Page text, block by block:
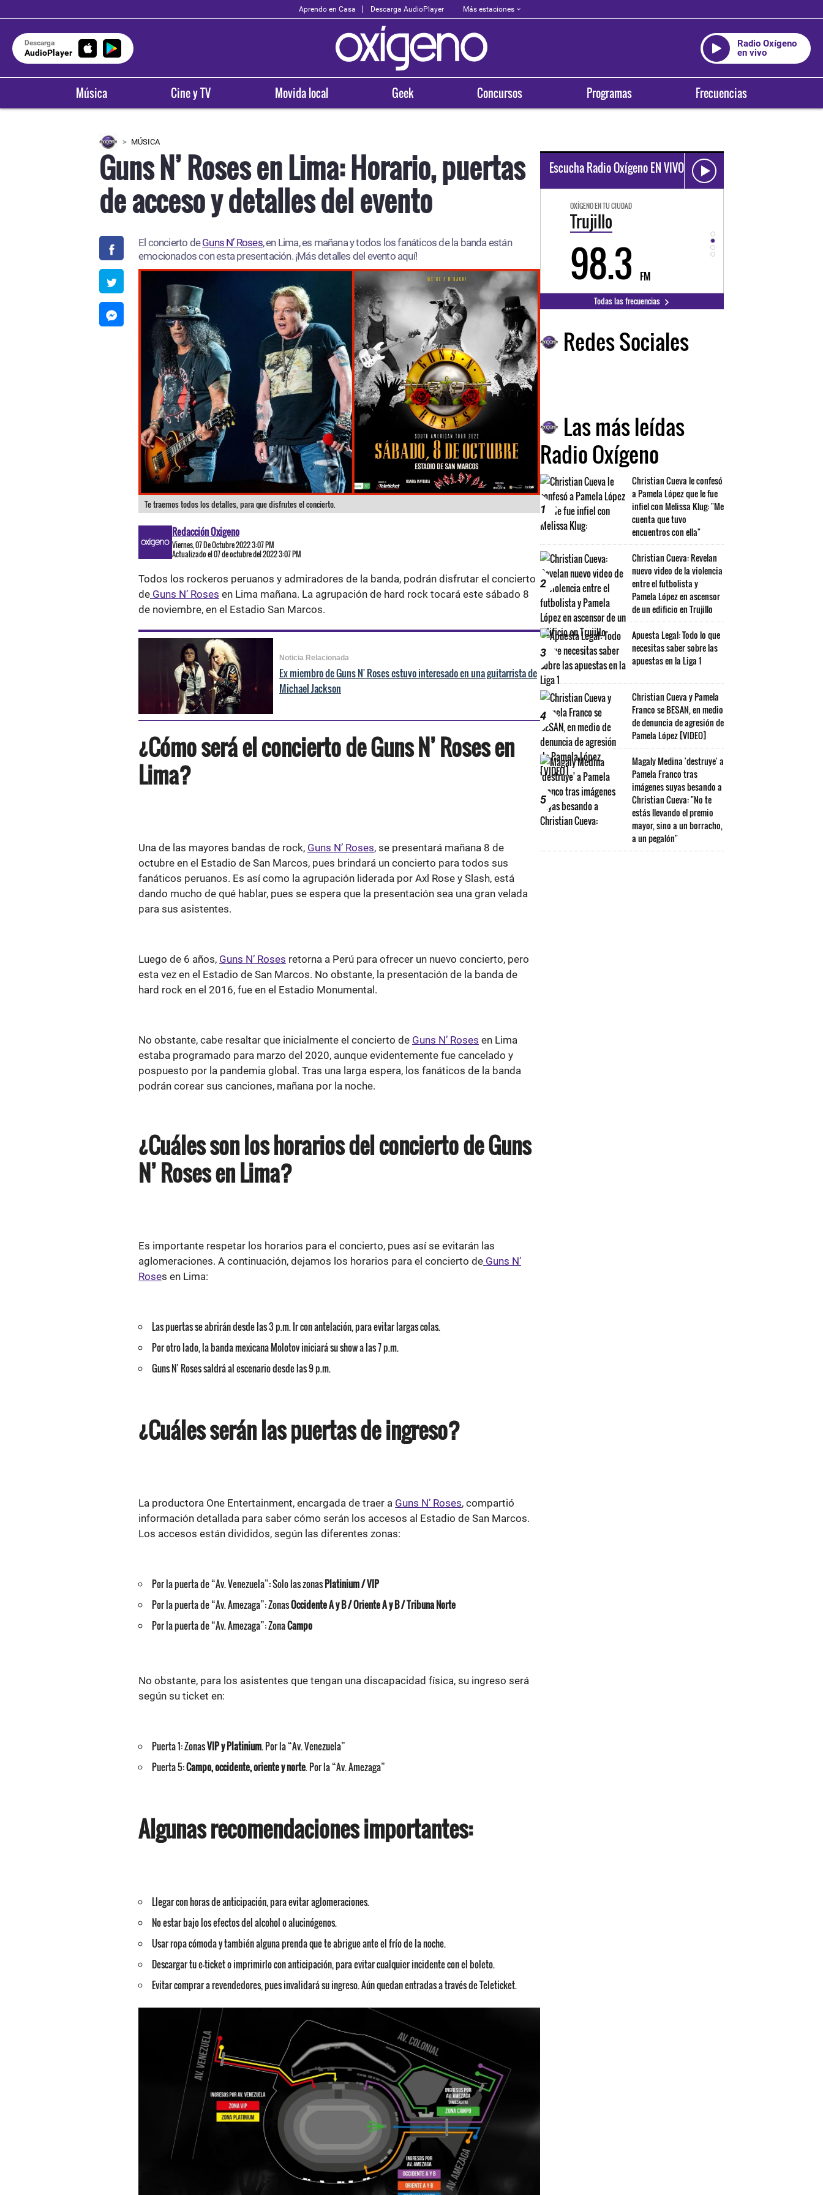
Aprendo en Casa Descarga AudioPlayer Más estaciones
Descarga
AudioPlayer
Radio Oxígeno
en vivo
Música Cine y TV Movida local Geek Concursos Programas Frecuencias
MÚSICA
Guns N’ Roses en Lima: Horario, puertas
de acceso y detalles del evento
El concierto deGuns N’ Roses, en Lima, es mañana y todos los fanáticos de la banda están
emocionados con esta presentación. ¡Más detalles del evento aquí!
Te traemos todos los detalles, para que disfrutes el concierto.
Redacción Oxigeno
Viernes, 07 De Octubre 2022 3:07 PM
Actualizado el 07 de octubre del 2022 3:07 PM
Todos los rockeros peruanos y admiradores de la banda, podrán disfrutar el concierto
de Guns N’ Roses en Lima mañana. La agrupación de hard rock tocará este sábado 8
de noviembre, en el Estadio San Marcos.
Noticia Relacionada
Ex miembro de Guns N' Roses estuvo interesado en una guitarrista de
Michael Jackson
¿Cómo será el concierto de Guns N’ Roses en
Lima?
Una de las mayores bandas de rock, Guns N’ Roses, se presentará mañana 8 de
octubre en el Estadio de San Marcos, pues brindará un concierto para todos sus
fanáticos peruanos. Es así como la agrupación liderada por Axl Rose y Slash, está
dando mucho de qué hablar, pues se espera que la presentación sea una gran velada
para sus asistentes.
Luego de 6 años, Guns N’ Roses retorna a Perú para ofrecer un nuevo concierto, pero
esta vez en el Estadio de San Marcos. No obstante, la presentación de la banda de
hard rock en el 2016, fue en el Estadio Monumental.
No obstante, cabe resaltar que inicialmente el concierto de Guns N’ Roses en Lima
estaba programado para marzo del 2020, aunque evidentemente fue cancelado y
pospuesto por la pandemia global. Tras una larga espera, los fanáticos de la banda
podrán corear sus canciones, mañana por la noche.
¿Cuáles son los horarios del concierto de Guns
N’ Roses en Lima?
Es importante respetar los horarios para el concierto, pues así se evitarán las
aglomeraciones. A continuación, dejamos los horarios para el concierto de Guns N’
Roses en Lima:
Las puertas se abrirán desde las 3 p.m. Ir con antelación, para evitar largas colas.
Por otro lado, la banda mexicana Molotov iniciará su show a las 7 p.m.
Guns N’ Roses saldrá al escenario desde las 9 p.m.
¿Cuáles serán las puertas de ingreso?
La productora One Entertainment, encargada de traer a Guns N’ Roses, compartió
información detallada para saber cómo serán los accesos al Estadio de San Marcos.
Los accesos están divididos, según las diferentes zonas:
Por la puerta de “Av. Venezuela”: Solo las zonasPlatinium / VIP
Por la puerta de “Av. Amezaga”: ZonasOccidente A y B / Oriente A y B / Tribuna Norte
Por la puerta de “Av. Amezaga”: ZonaCampo
No obstante, para los asistentes que tengan una discapacidad física, su ingreso será
según su ticket en:
Puerta 1: ZonasVIP y Platinium. Por la “Av. Venezuela”
Puerta 5:Campo, occidente, oriente y norte. Por la “Av. Amezaga”
Algunas recomendaciones importantes:
Llegar con horas de anticipación, para evitar aglomeraciones.
No estar bajo los efectos del alcohol o alucinógenos.
Usar ropa cómoda y también alguna prenda que te abrigue ante el frío de la noche.
Descargar tu e-ticket o imprimirlo con anticipación, para evitar cualquier incidente con el boleto.
Evitar comprar a revendedores, pues invalidará su ingreso. Aún quedan entradas a través de Teleticket.
Escucha Radio Oxígeno EN VIVO
OXÍGENO EN TU CIUDAD
Arequipa
93.5 FM
OXÍGENO EN TU CIUDAD
Trujillo
98.3 FM 94.3
Todas las frecuencias
Redes Sociales
Las más leídas
Radio Oxígeno
1
Christian Cueva le confesó
a Pamela López que le fue
infiel con Melissa Klug: "Me
cuenta que tuvo
encuentros con ella"
2
Christian Cueva: Revelan
nuevo video de la violencia
entre el futbolista y
Pamela López en ascensor
de un edificio en Trujillo
3
Apuesta Legal: Todo lo que
necesitas saber sobre las
apuestas en la Liga 1
4
Christian Cueva y Pamela
Franco se BESAN, en medio
de denuncia de agresión de
Pamela López [VIDEO]
5
Magaly Medina 'destruye' a
Pamela Franco tras
imágenes suyas besando a
Christian Cueva: "No te
estás llevando el premio
mayor, sino a un borracho,
a un pegalón"